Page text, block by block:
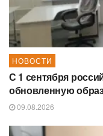
НОВОСТИ
С 1 сентября
обновленную
09.08.2026